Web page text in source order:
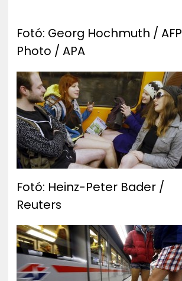
Fotó: Georg Hochmuth / AFP
Photo / APA
Fotó: Heinz-Peter Bader /
Reuters